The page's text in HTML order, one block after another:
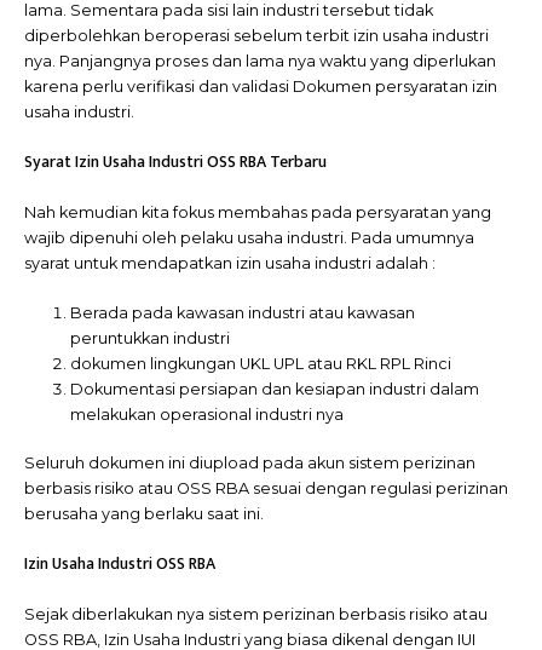
lama. Sementara pada sisi lain industri tersebut tidak
diperbolehkan beroperasi sebelum terbit izin usaha industri
nya. Panjangnya proses dan lama nya waktu yang diperlukan
karena perlu verifikasi dan validasi Dokumen persyaratan izin
usaha industri.
Syarat Izin Usaha Industri OSS RBA Terbaru
Nah kemudian kita fokus membahas pada persyaratan yang
wajib dipenuhi oleh pelaku usaha industri. Pada umumnya
syarat untuk mendapatkan izin usaha industri adalah :
Berada pada kawasan industri atau kawasan
peruntukkan industri
dokumen lingkungan UKL UPL atau RKL RPL Rinci
Dokumentasi persiapan dan kesiapan industri dalam
melakukan operasional industri nya
Seluruh dokumen ini diupload pada akun sistem perizinan
berbasis risiko atau OSS RBA sesuai dengan regulasi perizinan
berusaha yang berlaku saat ini.
Izin Usaha Industri OSS RBA
Sejak diberlakukan nya sistem perizinan berbasis risiko atau
OSS RBA, Izin Usaha Industri yang biasa dikenal dengan IUI